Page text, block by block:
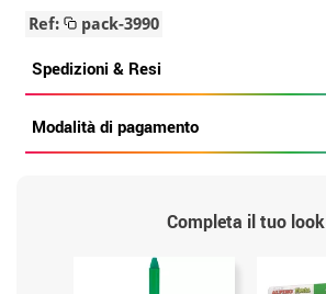
Ref: pack-3990
Spedizioni & Resi
Modalità di pagamento
Completa il tuo look